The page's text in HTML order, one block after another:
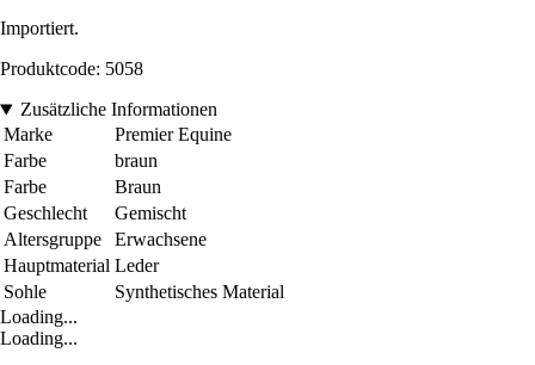
Importiert.
Produktcode: 5058
Zusätzliche Informationen
Marke
Premier Equine
Farbe
braun
Farbe
Braun
Geschlecht
Gemischt
Altersgruppe
Erwachsene
Hauptmaterial Leder
Sohle
Synthetisches Material
Loading...
Loading...